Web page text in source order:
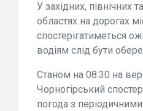
У західних, північних
областях на дорогах
спостерігатиметься
водіям слід бути
Станом на 08:30 на
Чорногірський
погода з